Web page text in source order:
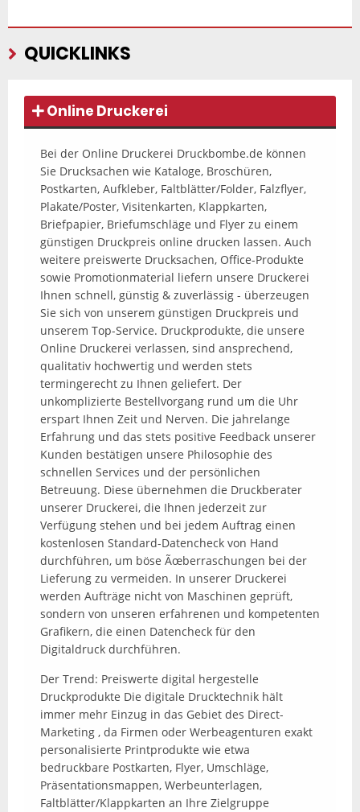
QUICKLINKS
Online Druckerei
Bei der Online Druckerei Druckbombe.de können
Sie Drucksachen wie Kataloge, Broschüren,
Postkarten, Aufkleber, Faltblätter/Folder, Falzflyer,
Plakate/Poster, Visitenkarten, Klappkarten,
Briefpapier, Briefumschläge und Flyer zu einem
günstigen Druckpreis online drucken lassen. Auch
weitere preiswerte Drucksachen, Office-Produkte
sowie Promotionmaterial liefern unsere Druckerei
Ihnen schnell, günstig & zuverlässig - überzeugen
Sie sich von unserem günstigen Druckpreis und
unserem Top-Service. Druckprodukte, die unsere
Online Druckerei verlassen, sind ansprechend,
qualitativ hochwertig und werden stets
termingerecht zu Ihnen geliefert. Der
unkomplizierte Bestellvorgang rund um die Uhr
erspart Ihnen Zeit und Nerven. Die jahrelange
Erfahrung und das stets positive Feedback unserer
Kunden bestätigen unsere Philosophie des
schnellen Services und der persönlichen
Betreuung. Diese übernehmen die Druckberater
unserer Druckerei, die Ihnen jederzeit zur
Verfügung stehen und bei jedem Auftrag einen
kostenlosen Standard-Datencheck von Hand
durchführen, um böse Ãœberraschungen bei der
Lieferung zu vermeiden. In unserer Druckerei
werden Aufträge nicht von Maschinen geprüft,
sondern von unseren erfahrenen und kompetenten
Grafikern, die einen Datencheck für den
Digitaldruck durchführen.
Der Trend: Preiswerte digital hergestelle
Druckprodukte Die digitale Drucktechnik hält
immer mehr Einzug in das Gebiet des Direct-
Marketing , da Firmen oder Werbeagenturen exakt
personalisierte Printprodukte wie etwa
bedruckbare Postkarten, Flyer, Umschläge,
Präsentationsmappen, Werbeunterlagen,
Faltblätter/Klappkarten an Ihre Zielgruppe